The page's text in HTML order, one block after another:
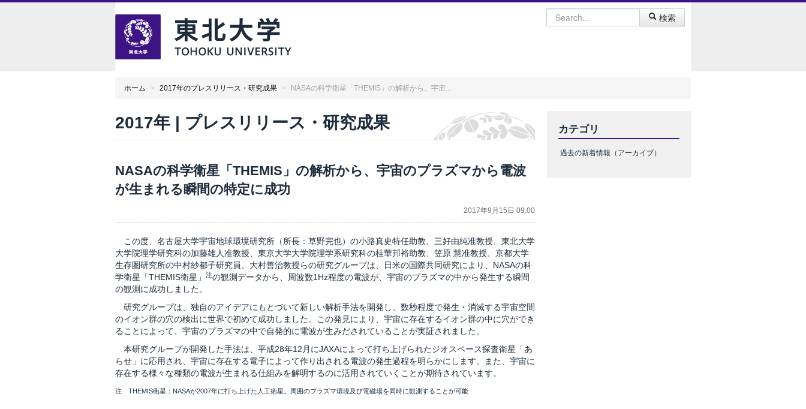
検索
ホーム > 2017年のプレスリリース・研究成果 > NASAの科学衛星「THEMIS」の解析から、宇宙...
2017年 | プレスリリース・研究成果
NASAの科学衛星「THEMIS」の解析から、宇宙のプラズマから電波
が生まれる瞬間の特定に成功
2017年9月15日 09:00
この度、名古屋大学宇宙地球環境研究所（所長：草野完也）の小路真史特任助教、三好由純准教授、東北大学
大学院理学研究科の加藤雄人准教授、東京大学大学院理学系研究科の桂華邦裕助教、笠原 慧准教授、京都大学
生存圏研究所の中村紗都子研究員、大村善治教授らの研究グループは、日米の国際共同研究により、NASAの科
学衛星「THEMIS衛星」
注の観測データから、周波数1Hz程度の電波が、宇宙のプラズマの中から発生する瞬間
の観測に成功しました。
研究グループは、独自のアイデアにもとづいて新しい解析手法を開発し、数秒程度で発生・消滅する宇宙空間
のイオン群の穴の検出に世界で初めて成功しました。この発見により、宇宙に存在するイオン群の中に穴ができ
ることによって、宇宙のプラズマの中で自発的に電波が生みだされていることが実証されました。
本研究グループが開発した手法は、平成28年12月にJAXAによって打ち上げられたジオスペース探査衛星「あ
らせ」に応用され、宇宙に存在する電子によって作り出される電波の発生過程を明らかにします。また、宇宙に
存在する様々な種類の電波が生まれる仕組みを解明するのに活用されていくことが期待されています。
注 THEMIS衛星：NASAが2007年に打ち上げた人工衛星。周囲のプラズマ環境及び電磁場を同時に観測することが可能
カテゴリ
過去の新着情報（アーカイブ）